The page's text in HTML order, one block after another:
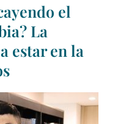
el
La
estar en la